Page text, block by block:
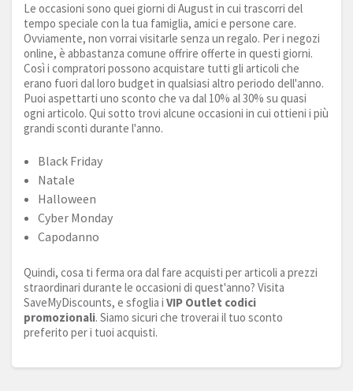
Le occasioni sono quei giorni di August in cui trascorri del
tempo speciale con la tua famiglia, amici e persone care.
Ovviamente, non vorrai visitarle senza un regalo. Per i negozi
online, è abbastanza comune offrire offerte in questi giorni.
Così i compratori possono acquistare tutti gli articoli che
erano fuori dal loro budget in qualsiasi altro periodo dell'anno.
Puoi aspettarti uno sconto che va dal 10% al 30% su quasi
ogni articolo. Qui sotto trovi alcune occasioni in cui ottieni i più
grandi sconti durante l'anno.
Black Friday
Natale
Halloween
Cyber Monday
Capodanno
Quindi, cosa ti ferma ora dal fare acquisti per articoli a prezzi
straordinari durante le occasioni di quest'anno? Visita
SaveMyDiscounts, e sfoglia i VIP Outlet codici
promozionali. Siamo sicuri che troverai il tuo sconto
preferito per i tuoi acquisti.